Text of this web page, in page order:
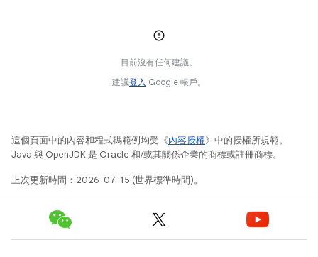
目前沒有任何建議。
建議登入 Google 帳戶。
這個頁面中的內容和程式碼範例均受《內容授權》中的授權所規範。
Java 與 OpenJDK 是 Oracle 和/或其關係企業的商標或註冊商標。
上次更新時間：2026-07-15 (世界標準時間)。